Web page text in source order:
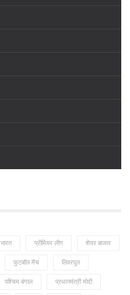
भारत प्रीमियर लीग शेयर बाजार
फुटबॉल मैच लिवरपूल
पश्चिम बंगाल प्रधानमंत्री मोदी